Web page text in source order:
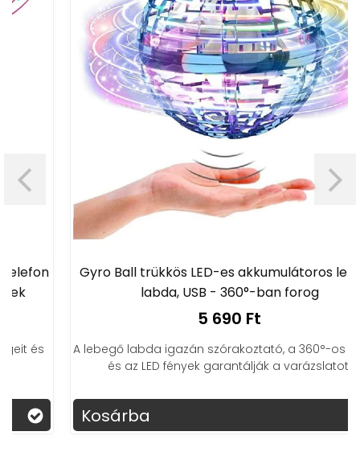
Gyro Ball trükkös LED-es akkumulátoros lebegő
labda, USB - 360°-ban forog
5 690 Ft
A lebegő labda igazán szórakoztató, a 360°-os forgás
és az LED fények garantálják a varázslatot!
Kosárba